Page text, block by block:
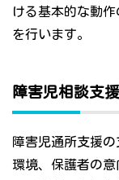
ける基本的な動
を行います。
障害児相談支援
障害児通所支援
環境、保護者の